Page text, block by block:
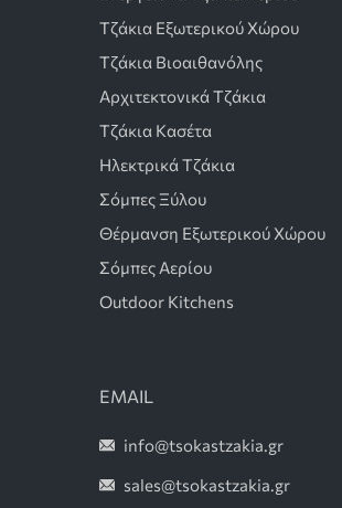
Τζάκια Εξωτερικού Χώρου
Τζάκια Βιοαιθανόλης
Αρχιτεκτονικά Τζάκια
Τζάκια Κασέτα
Ηλεκτρικά Τζάκια
Σόμπες Ξύλου
Θέρμανση Εξωτερικού Χώρου
Σόμπες Αερίου
Outdoor Kitchens
EMAIL
info@tsokastzakia.gr
sales@tsokastzakia.gr